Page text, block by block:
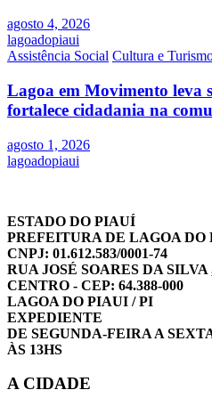
agosto 4, 2026
lagoadopiaui
Assistência Social Cultura e
Lagoa em Movimento leva
fortalece cidadania na
agosto 1, 2026
lagoadopiaui
ESTADO DO PIAUÍ
PREFEITURA DE LAGOA DO
CNPJ: 01.612.583/0001-74
RUA JOSÉ SOARES DA SILVA
CENTRO - CEP: 64.388-000
LAGOA DO PIAUI / PI
EXPEDIENTE
DE SEGUNDA-FEIRA A
ÀS 13HS
A CIDADE